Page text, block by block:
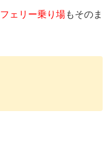
フェリー乗り場もそのま